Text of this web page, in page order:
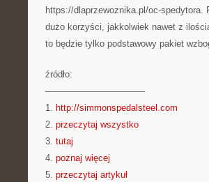
https://dlaprzewoznika.pl/oc-spedytora.
dużo korzyści, jakkolwiek nawet z
to będzie tylko podstawowy pakiet
źródło:
———————————
1. http://simmonspedalsteel.com
2. przeczytaj wszystko
3. tutaj
4. poznaj więcej
5. przeczytaj artykuł